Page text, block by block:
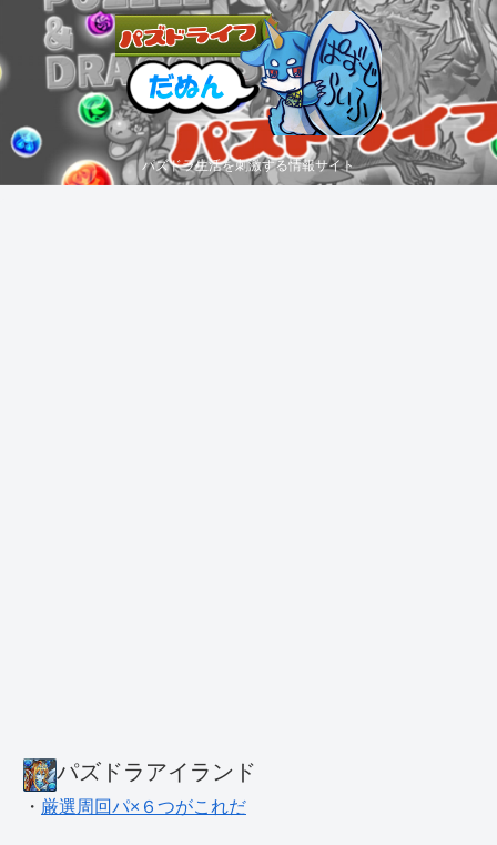
パズドラ生活を刺激する情報サイト
パズドラアイランド
・ 厳選周回パ×６つがこれだ